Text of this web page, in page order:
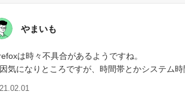
やまいも
は時々不具合があるようですね。
気になりところですが、時間帯とかシステム時